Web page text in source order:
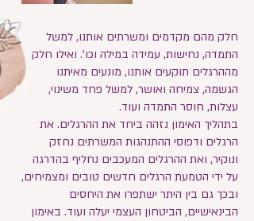
חלק מהם מקדמים ומשרתים אותנו, למשל
התמדה, נחישות, עמידה במילה וכו'. ואילו חלק
מההרגלים תוקעים אותנו, מונעים מאיתנו
הגשמה, צמיחה ואושר, למשל פחד משינוי,
עצלות, חוסר התמדה ועוד.
בתהליך האימון נזהה ביחד את ההרגלים. את
הרגלים ודפוסי ההתנהגות המשרתים נחזק
ונוקיר, ואת ההרגלים המעכבים נחליף בהדרגה
על ידי הטמעת הרגלים חדשים טובים ומצמיחים,
ובכך גם בין היתר ישתפרו את היחסים
הבינאישיים, הביטחון העצמי יעלה ועוד. באימון